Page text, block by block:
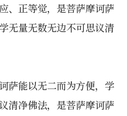
、正等觉，是菩萨摩诃萨
无量无数无边不可思议清
萨能以无二而为方便，学
清净佛法，是菩萨摩诃萨